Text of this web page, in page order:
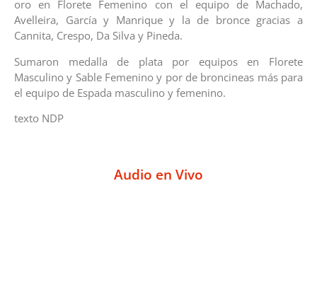
oro en Florete Femenino con el equipo de Machado,
Avelleira, García y Manrique y la de bronce gracias a
Cannita, Crespo, Da Silva y Pineda.
Sumaron medalla de plata por equipos en Florete
Masculino y Sable Femenino y por de broncineas más para
el equipo de Espada masculino y femenino.
texto NDP
Audio en Vivo